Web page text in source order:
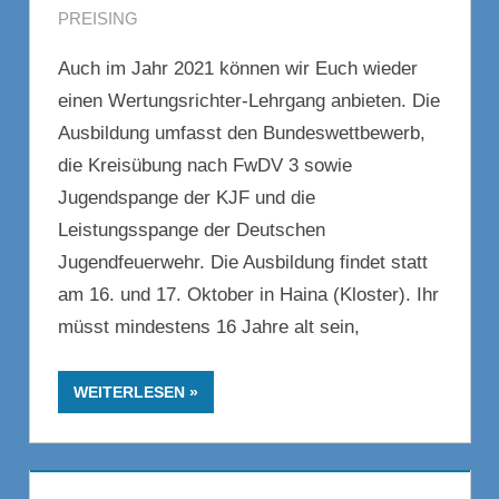
PREISING
Auch im Jahr 2021 können wir Euch wieder
einen Wertungsrichter-Lehrgang anbieten. Die
Ausbildung umfasst den Bundeswettbewerb,
die Kreisübung nach FwDV 3 sowie
Jugendspange der KJF und die
Leistungsspange der Deutschen
Jugendfeuerwehr. Die Ausbildung findet statt
am 16. und 17. Oktober in Haina (Kloster). Ihr
müsst mindestens 16 Jahre alt sein,
WEITERLESEN